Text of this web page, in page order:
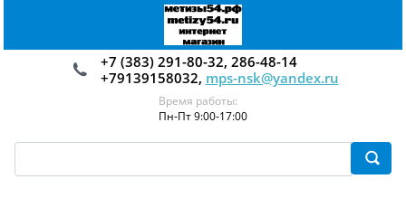
+7 (383) 291-80-32, 286-48-14
+79139158032, mps-nsk@yandex.ru
Время работы:
Пн-Пт 9:00-17:00